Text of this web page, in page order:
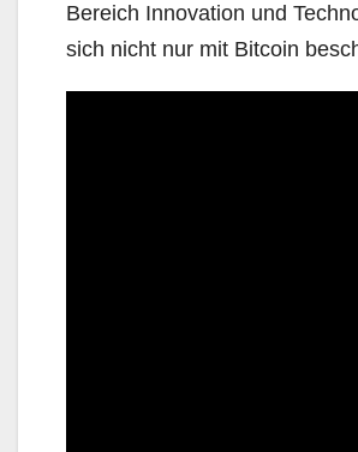
Bereich Innovation und
sich nicht nur mit Bitcoin